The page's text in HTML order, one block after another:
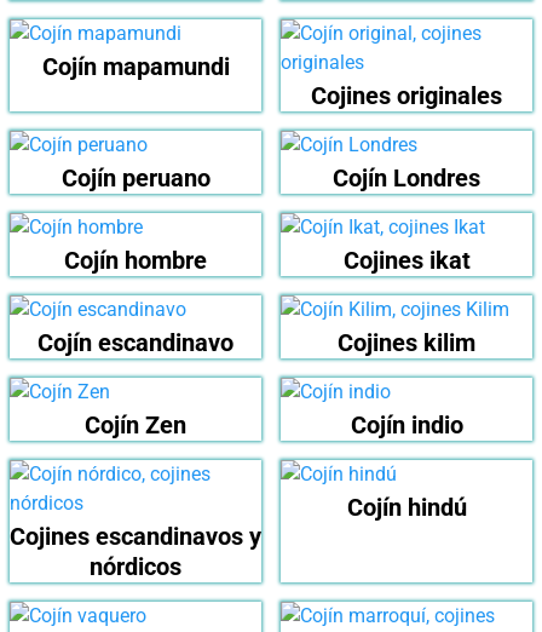
Cojín mapamundi
Cojines originales
Cojín peruano Cojín Londres
Cojín hombre Cojines ikat
Cojín escandinavo Cojines kilim
Cojín Zen Cojín indio
Cojines escandinavos y
nórdicos
Cojín hindú